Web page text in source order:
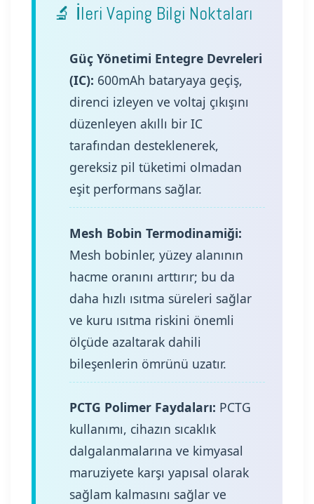
🔬 İleri Vaping Bilgi Noktaları
Güç Yönetimi Entegre Devreleri
(IC): 600mAh bataryaya geçiş,
direnci izleyen ve voltaj çıkışını
düzenleyen akıllı bir IC
tarafından desteklenerek,
gereksiz pil tüketimi olmadan
eşit performans sağlar.
Mesh Bobin Termodinamiği:
Mesh bobinler, yüzey alanının
hacme oranını arttırır; bu da
daha hızlı ısıtma süreleri sağlar
ve kuru ısıtma riskini önemli
ölçüde azaltarak dahili
bileşenlerin ömrünü uzatır.
PCTG Polimer Faydaları: PCTG
kullanımı, cihazın sıcaklık
dalgalanmalarına ve kimyasal
maruziyete karşı yapısal olarak
sağlam kalmasını sağlar ve